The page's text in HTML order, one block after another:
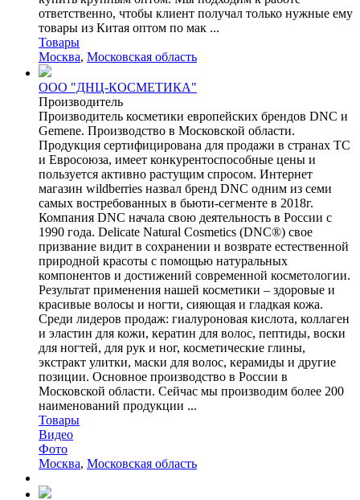
ответственно, чтобы клиент получал только нужные ему
товары из Китая оптом по мак ...
Товары
Москва, Московская область
OOO "ДНЦ-КОСМЕТИКА"
Производитель
Производитель косметики европейских брендов DNC и
Gemene. Производство в Московской области.
Продукция сертифицирована для продажи в странах ТС
и Евросоюза, имеет конкурентоспособные цены и
пользуется активно растущим спросом. Интернет
магазин wildberries назвал бренд DNC одним из семи
самых востребованных в бьюти-сегменте в 2018г.
Компания DNC начала свою деятельность в России с
1990 года. Delicate Natural Cosmetics (DNC®) свое
призвание видит в сохранении и возврате естественной
природной красоты с помощью натуральных
компонентов и достижений современной косметологии.
Результат применения нашей косметики – здоровые и
красивые волосы и ногти, сияющая и гладкая кожа.
Среди лидеров продаж: гиалуроновая кислота, коллаген
и эластин для кожи, кератин для волос, пептиды, воски
для ногтей, для рук и ног, косметические глины,
экстракт улитки, маски для волос, керамиды и другие
позиции. Основное производство в России в
Московской области. Сейчас мы производим более 200
наименований продукции ...
Товары
Видео
Фото
Москва, Московская область